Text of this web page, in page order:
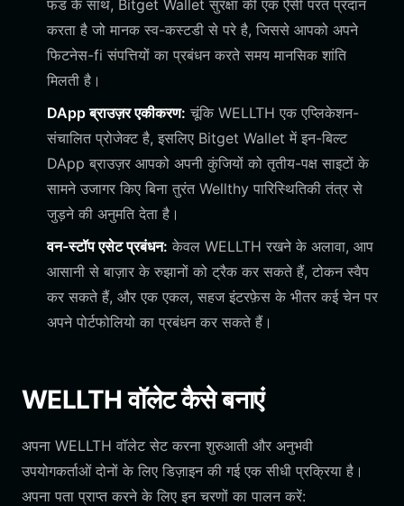
फंड के साथ, Bitget Wallet सुरक्षा की एक ऐसी परत प्रदान
करता है जो मानक स्व-कस्टडी से परे है, जिससे आपको अपने
फिटनेस-fi संपत्तियों का प्रबंधन करते समय मानसिक शांति
मिलती है।
DApp ब्राउज़र एकीकरण: चूंकि WELLTH एक एप्लिकेशन-
संचालित प्रोजेक्ट है, इसलिए Bitget Wallet में इन-बिल्ट
DApp ब्राउज़र आपको अपनी कुंजियों को तृतीय-पक्ष साइटों के
सामने उजागर किए बिना तुरंत Wellthy पारिस्थितिकी तंत्र से
जुड़ने की अनुमति देता है।
वन-स्टॉप एसेट प्रबंधन: केवल WELLTH रखने के अलावा, आप
आसानी से बाज़ार के रुझानों को ट्रैक कर सकते हैं, टोकन स्वैप
कर सकते हैं, और एक एकल, सहज इंटरफ़ेस के भीतर कई चेन पर
अपने पोर्टफोलियो का प्रबंधन कर सकते हैं।
WELLTH वॉलेट कैसे बनाएं
अपना WELLTH वॉलेट सेट करना शुरुआती और अनुभवी
उपयोगकर्ताओं दोनों के लिए डिज़ाइन की गई एक सीधी प्रक्रिया है।
अपना पता प्राप्त करने के लिए इन चरणों का पालन करें: